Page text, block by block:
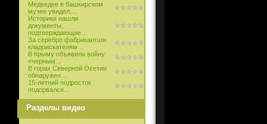
Медведев в башкирском
музее увидел,…
Историки нашли
документы,
подтверждающие…
За серебро фабрикантши
кладоискателям…
В Крыму объявили войну
«черным…
В горах Северной Осетии
обнаружен…
15-летний подросток
подорвался…
Разделы видео